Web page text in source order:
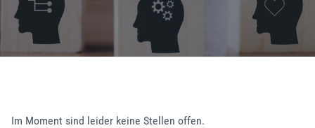
Im Moment sind leider keine Stellen offen.